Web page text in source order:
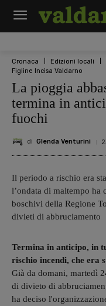
Cronaca Edizioni locali
Figline Incisa Valdarno
La pioggia
termina in
fuochi
di Glenda Venturini
Il periodo a rischio era
l’ondata di maltempo ha
boschivi della Regione
divieti di abbruciamento
Termina in anticipo, in
rischio incendi, che era
Già da domani, martedì
di divieto di
ha deciso